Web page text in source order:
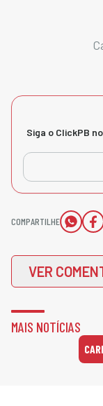
Siga o ClickPB
COMPARTILHE
VER
MAIS NOTÍCIAS